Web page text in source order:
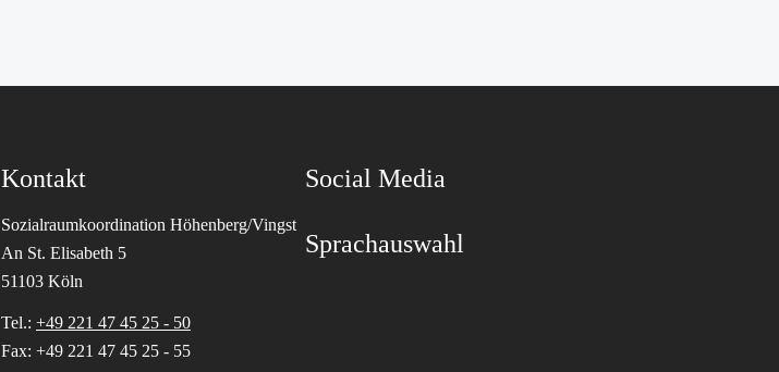
Kontakt
Sozialraumkoordination Höhenberg/Vingst
An St. Elisabeth 5
51103 Köln
Tel.: +49 221 47 45 25 - 50
Fax: +49 221 47 45 25 - 55
Social Media
Sprachauswahl